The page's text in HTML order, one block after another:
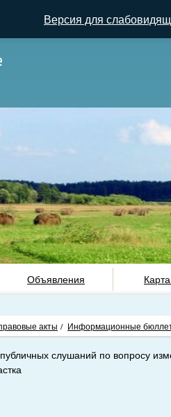
Версия для
Объявления
акты / Информационные
слушаний по вопросу